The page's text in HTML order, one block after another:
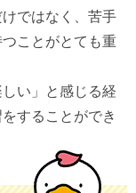
ではなく、苦手
ことがとても重
い」と感じる経
することができ